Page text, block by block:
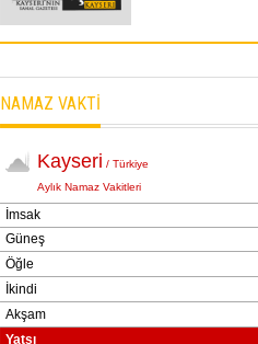
SEMRA ŞAHİN
30 Temmuz 2026
Merve Şimşek
Kayserispor,
NAMAZ VAKTİ